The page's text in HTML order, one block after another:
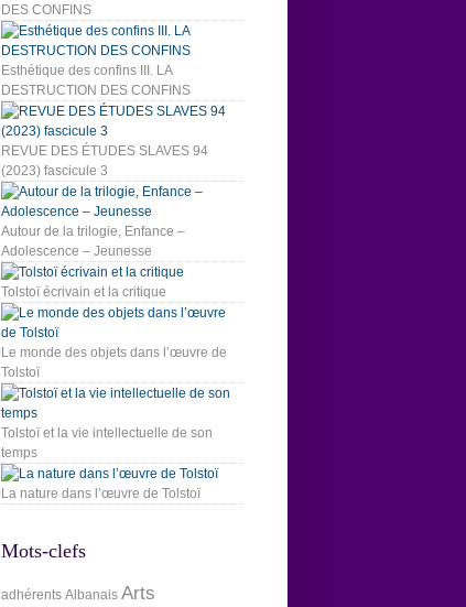
DES CONFINS
Esthétique des confins III. LA
DESTRUCTION DES CONFINS
REVUE DES ÉTUDES SLAVES 94
(2023) fascicule 3
Autour de la trilogie, Enfance –
Adolescence – Jeunesse
Tolstoï écrivain et la critique
Le monde des objets dans l’œuvre de
Tolstoï
Tolstoï et la vie intellectuelle de son
temps
La nature dans l’œuvre de Tolstoï
Mots-clefs
adhérents Albanais Arts